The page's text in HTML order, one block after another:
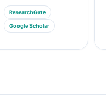
ResearchGate
Google Scholar